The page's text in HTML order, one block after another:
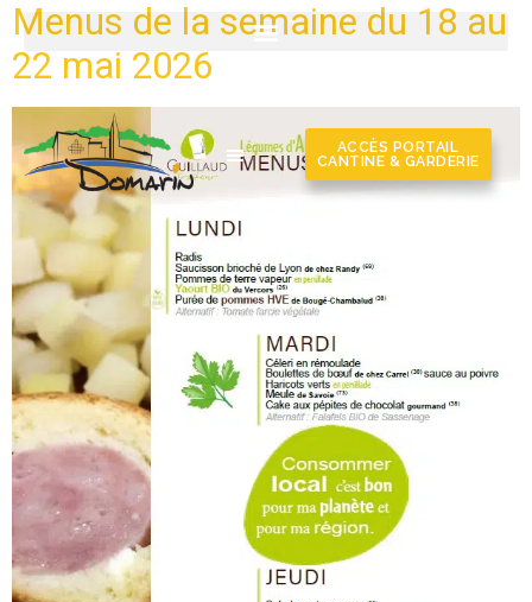
ACCÈS PORTAIL
CANTINE & GARDERIE
Menus de la semaine du 18 au
22 mai 2026